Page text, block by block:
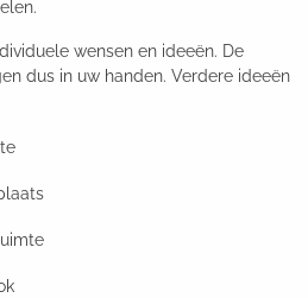
wensen en ideeën. De
dus in uw handen. Verdere ideeën